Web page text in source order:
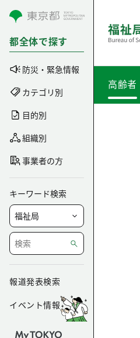
コンテンツにスキップ
都全体で探す
防災・緊急情報
カテゴリ別
目的別
組織別
事業者の方
キーワード検索
報道発表検索
イベント情報
高齢者